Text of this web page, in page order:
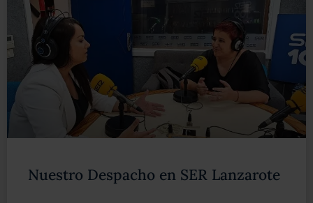
Nuestro Despacho en SER Lanzarote